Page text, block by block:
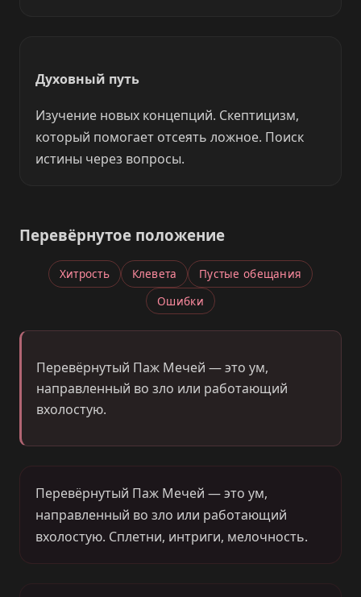
Духовный путь
Изучение новых концепций. Скептицизм,
который помогает отсеять ложное. Поиск
истины через вопросы.
Перевёрнутое положение
Хитрость Клевета
Пустые обещания
Ошибки
Перевёрнутый Паж Мечей — это ум,
направленный во зло или работающий
вхолостую.
Перевёрнутый Паж Мечей — это ум,
направленный во зло или работающий
вхолостую. Сплетни, интриги, мелочность.